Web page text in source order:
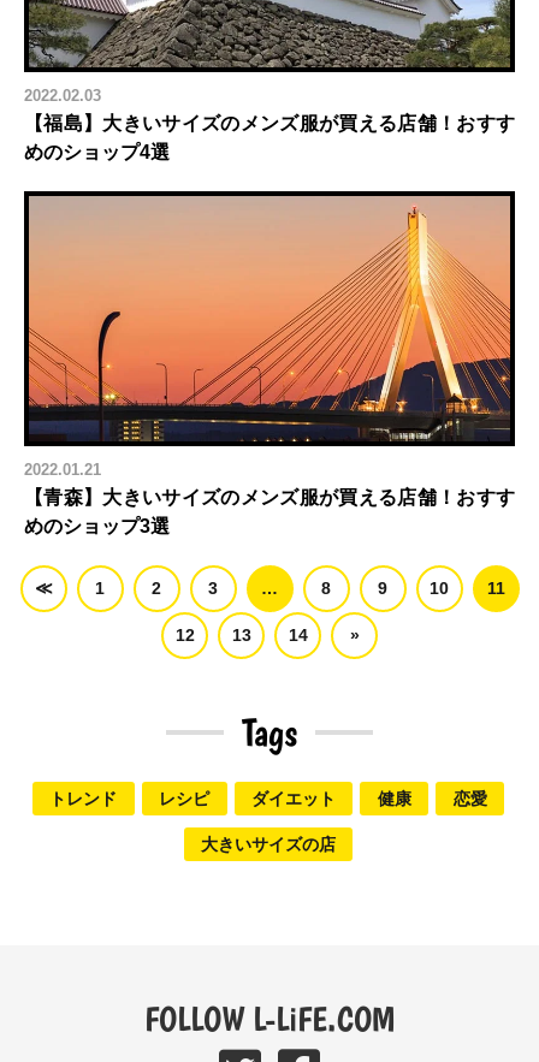
2022.02.03
【福島】大きいサイズのメンズ服が買える店舗！おすす
めのショップ4選
2022.01.21
【青森】大きいサイズのメンズ服が買える店舗！おすす
めのショップ3選
≪ 1 2 3 … 8 9 10 11
12 13 14 »
Tags
トレンド レシピ ダイエット 健康 恋愛
大きいサイズの店
FOLLOW L-LiFE.COM